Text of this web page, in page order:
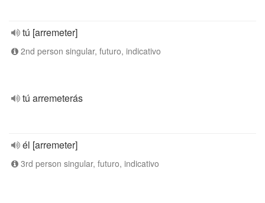
tú [arremeter]
2nd person singular, futuro, indicativo
tú arremeterás
él [arremeter]
3rd person singular, futuro, indicativo